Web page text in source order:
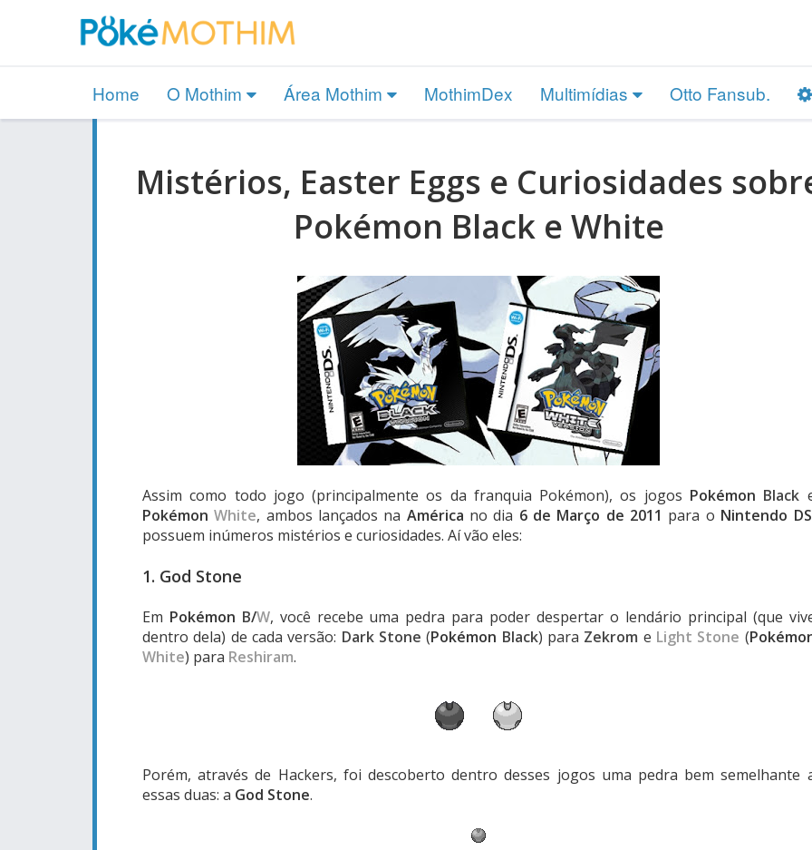
Home O Mothim Área Mothim MothimDex Multimídias Otto Fansub.
Mistérios, Easter Eggs e Curiosidades
Pokémon Black e White
Assim como todo jogo (principalmente os da franquia Pokémon), os jogos Pokémon Black
PokémonWhite, ambos lançados na América no dia 6 de Março de 2011 para o Nintendo DS
possuem inúmeros mistérios e curiosidades. Aí vão eles:
1. God Stone
Em Pokémon B/W, você recebe uma pedra para poder despertar o lendário principal (que
dentro dela) de cada versão: Dark Stone (Pokémon Black) para Zekrom e Light Stone (
White) para Reshiram.
Porém, através de Hackers, foi descoberto dentro desses jogos uma pedra bem semelhante
essas duas: a God Stone.